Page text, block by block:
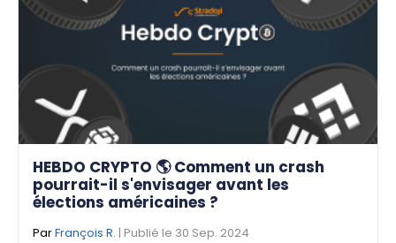
HEBDO CRYPTO 🌎 Comment un crash
pourrait-il s'envisager avant les
élections américaines ?
ParFrançois R. | Publié le 30 Sep. 2024